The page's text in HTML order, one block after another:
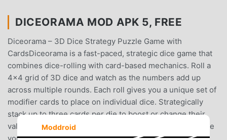
DICEORAMA MOD APK 5, FREE
Diceorama – 3D Dice Strategy Puzzle Game with
CardsDiceorama is a fast-paced, strategic dice game that
combines dice-rolling with card-based mechanics. Roll a
4x4 grid of 3D dice and watch as the numbers add up
across multiple rounds. Each roll gives you a unique set of
modifier cards to place on individual dice. Strategically
stack up to three cards per die to boost or change their
values—and look for synergies between dice to maximize
Moddroid